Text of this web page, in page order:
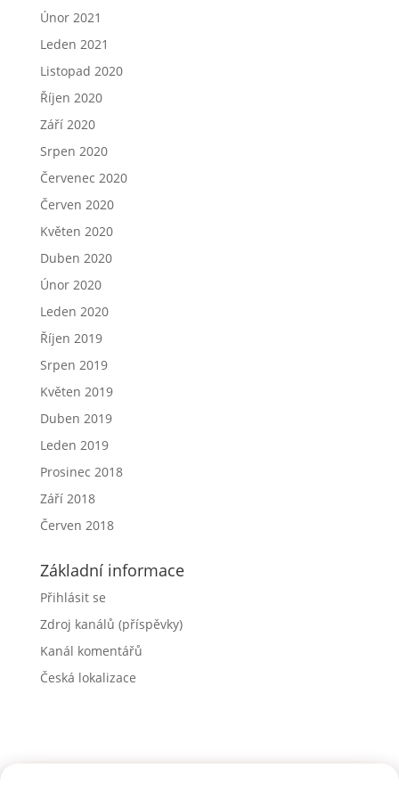
Únor 2021
Leden 2021
Listopad 2020
Říjen 2020
Září 2020
Srpen 2020
Červenec 2020
Červen 2020
Květen 2020
Duben 2020
Únor 2020
Leden 2020
Říjen 2019
Srpen 2019
Květen 2019
Duben 2019
Leden 2019
Prosinec 2018
Září 2018
Červen 2018
Základní informace
Přihlásit se
Zdroj kanálů (příspěvky)
Kanál komentářů
Česká lokalizace